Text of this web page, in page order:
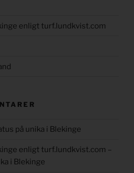
enligt turf.lundkvist.com
på unika i Blekinge
enligt turf.lundkvist.com –
i Blekinge